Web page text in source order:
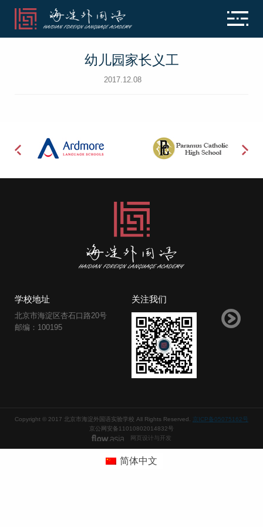
幼儿园家长义工
2017.12.08
学校地址
北京市海淀区杏石口路20号
邮编：100195
关注我们
Copyright © 2017 北京市海淀外国语实验学校 All Rights Reserved. 京ICP备05075162号
京公网安备11010802014832号
网页设计与开发
简体中文